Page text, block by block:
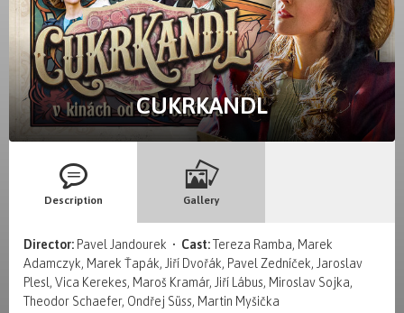
CUKRKANDL
Description Gallery
Director: Pavel Jandourek • Cast:Tereza Ramba, Marek
Adamczyk, Marek Ťapák, Jiří Dvořák, Pavel Zedníček, Jaroslav
Plesl, Vica Kerekes, Maroš Kramár, Jiří Lábus, Miroslav Sojka,
Theodor Schaefer, Ondřej Süss, Martin Myšička